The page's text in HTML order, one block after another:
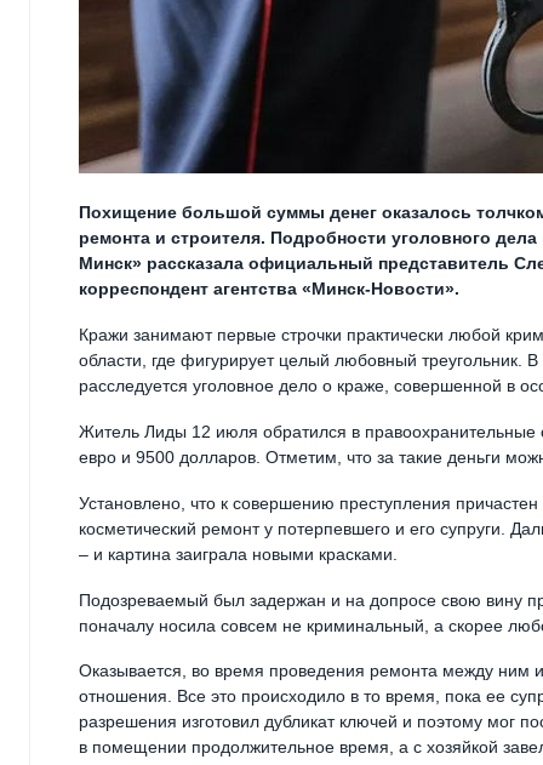
Похищение большой суммы денег оказалось
ремонта и строителя. Подробности уголовного
Минск» рассказала официальный представитель
корреспондент агентства «Минск-Новости».
Кражи занимают первые строчки практически любой
области, где фигурирует целый любовный
расследуется уголовное дело о краже, совершенной в
Житель Лиды 12 июля обратился в правоохранительные
евро и 9500 долларов. Отметим, что за такие деньги
Установлено, что к совершению преступления
косметический ремонт у потерпевшего и его супруги.
– и картина заиграла новыми красками.
Подозреваемый был задержан и на допросе свою вину
поначалу носила совсем не криминальный, а скорее
Оказывается, во время проведения ремонта между ним
отношения. Все это происходило в то время, пока ее
разрешения изготовил дубликат ключей и поэтому мог
в помещении продолжительное время, а с хозяйкой